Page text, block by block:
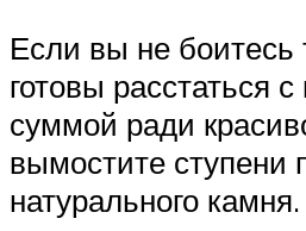
Если вы не боитесь
готовы расстаться с
суммой ради
вымостите ступени
натурального камня.